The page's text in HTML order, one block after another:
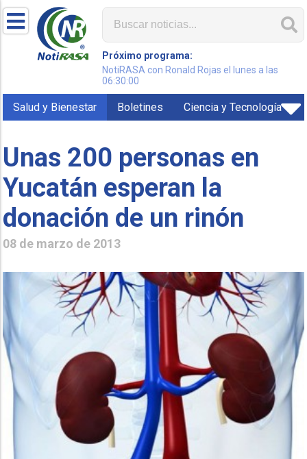
Próximo programa:
NotiRASA con Ronald Rojas el lunes a las
06:30:00
Salud y Bienestar Boletines Ciencia y Tecnología
Unas 200 personas en
Yucatán esperan la
donación de un rinón
08 de marzo de 2013